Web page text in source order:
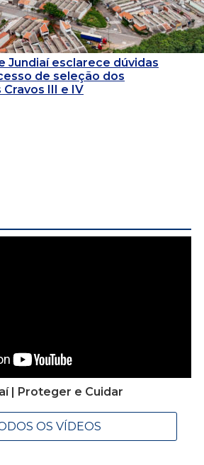
Jundiaí esclarece dúvidas
de seleção dos
Cravos III e IV
| Proteger e Cuidar
OS VÍDEOS